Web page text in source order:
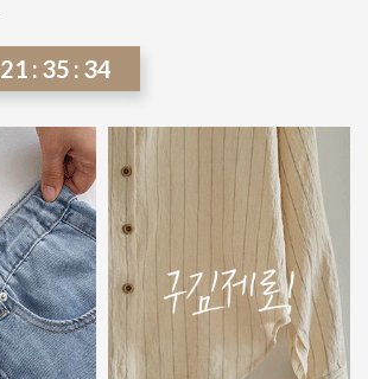
21 : 35 : 29